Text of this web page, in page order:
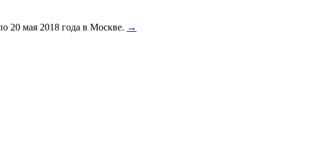
20 мая 2018 года в Москве. →